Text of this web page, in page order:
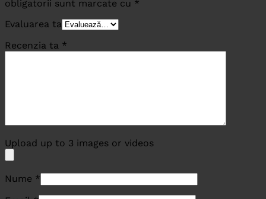
obligatorii sunt marcate cu *
Evaluarea ta
Recenzia ta *
Upload up to 3 images or videos
Nume *